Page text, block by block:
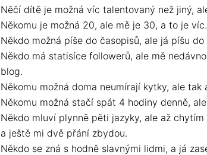
Něčí dítě je možná víc talentovaný než jiný,
Někomu je možná 20, ale mě je 30, a to je víc.
Někdo možná píše do časopisů, ale já píšu do
Někdo má statisíce followerů, ale mě
blog.
Někomu možná doma neumírají kytky, ale
Někomu možná stačí spát 4 hodiny denně,
Někdo mluví plynně pěti jazyky, ale až
a ještě mi dvě přání zbydou.
Někdo se zná s hodně slavnými lidmi, a já